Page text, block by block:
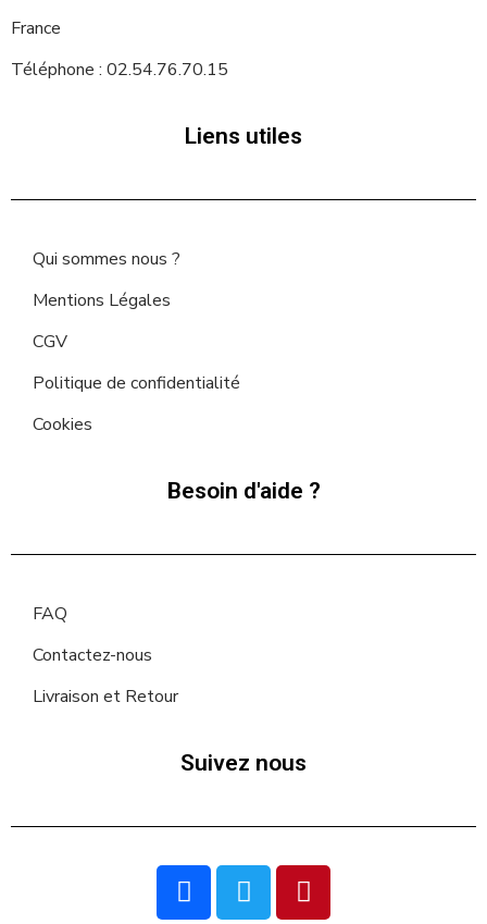
France
Téléphone : 02.54.76.70.15
Liens utiles
Qui sommes nous ?
Mentions Légales
CGV
Politique de confidentialité
Cookies
Besoin d'aide ?
FAQ
Contactez-nous
Livraison et Retour
Suivez nous